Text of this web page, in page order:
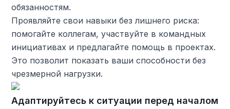
обязанностям.
Проявляйте свои навыки без лишнего риска:
помогайте коллегам, участвуйте в командных
инициативах и предлагайте помощь в проектах.
Это позволит показать ваши способности без
чрезмерной нагрузки.
Адаптируйтесь к ситуации перед началом